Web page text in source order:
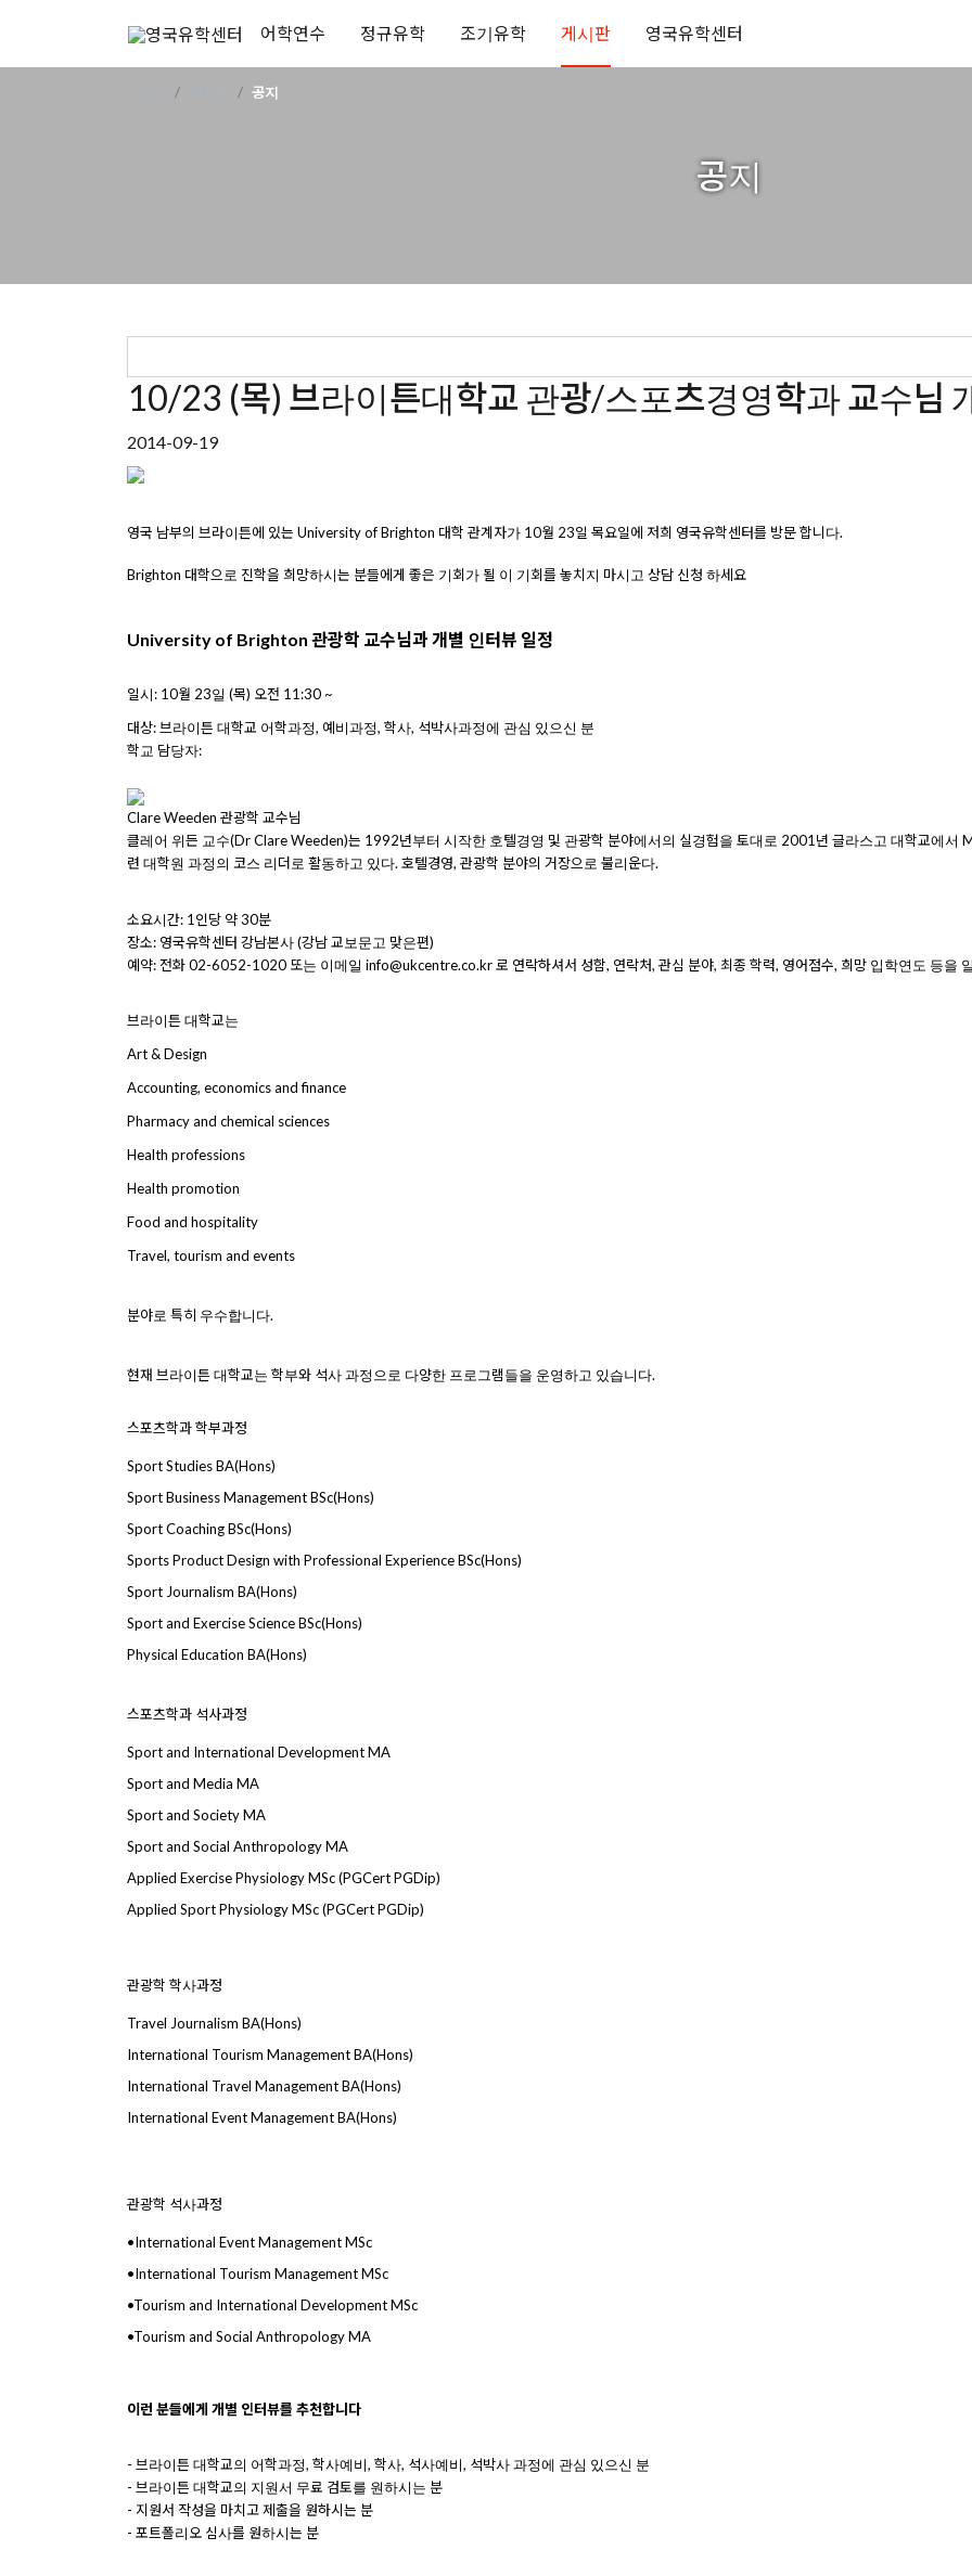
어학연수 정규유학 조기유학 게시판 영국유학센터
공지
공지
10/23 (목) 브라이튼대학교 관광/스포츠경영학과 교수님
2014-09-19
영국 남부의 브라이튼에 있는 University of Brighton 대학 관계자가 10월 23일 목요일에 저희 영국유학센터를 방문 합니다.
Brighton 대학으로 진학을 희망하시는 분들에게 좋은 기회가 될 이 기회를 놓치지 마시고 상담 신청 하세요
University of Brighton 관광학 교수님과 개별 인터뷰 일정
일시: 10월 23일 (목) 오전 11:30~
대상: 브라이튼 대학교 어학과정, 예비과정, 학사, 석박사과정에 관심 있으신 분
학교 담당자:
Clare Weeden 관광학 교수님
클레어 위든 교수(Dr Clare Weeden)는 1992년부터 시작한 호텔경영 및 관광학 분야에서의 실경험을 토대로 2001 년 글라스고 대학교에서
련 대학원 과정의 코스 리더로 활동하고 있다. 호텔경영, 관광학 분야의 거장으로 불리운다.
소요시간: 1 인당 약30분
장소: 영국유학센터 강남본사(강남교보문고 맞은편)
예약:전화02-6052-1020 또는 이메일 info@ukcentre.co.kr로 연락하셔서 성함, 연락처, 관심 분야, 최종 학력, 영어점수, 희망 입학연도 등을
브라이튼 대학교는
Art & Design
Accounting, economics and finance
Pharmacy and chemical sciences
Health professions
Health promotion
Food and hospitality
Travel, tourism and events
분야로 특히 우수합니다.
현재 브라이튼 대학교는 학부와 석사 과정으로 다양한 프로그램들을 운영하고 있습니다.
스포츠학과 학부과정
Sport Studies BA(Hons)
Sport Business Management BSc(Hons)
Sport Coaching BSc(Hons)
Sports Product Design with Professional Experience BSc(Hons)
Sport Journalism BA(Hons)
Sport and Exercise Science BSc(Hons)
Physical Education BA(Hons)
스포츠학과 석사과정
Sport and International Development MA
Sport and Media MA
Sport and Society MA
Sport and Social Anthropology MA
Applied Exercise Physiology MSc (PGCert PGDip)
Applied Sport Physiology MSc (PGCert PGDip)
관광학 학사과정
Travel Journalism BA(Hons)
International Tourism Management BA(Hons)
International Travel Management BA(Hons)
International Event Management BA(Hons)
관광학 석사과정
•International Event Management MSc
•International Tourism Management MSc
•Tourism and International Development MSc
•Tourism and Social Anthropology MA
이런 분들에게 개별 인터뷰를 추천합니다
- 브라이튼 대학교의 어학과정, 학사예비, 학사, 석사예비, 석박사과정에 관심 있으신 분
- 브라이튼 대학교의 지원서 무료 검토를 원하시는 분
- 지원서 작성을 마치고제출을 원하시는 분
- 포트폴리오 심사를 원하시는 분